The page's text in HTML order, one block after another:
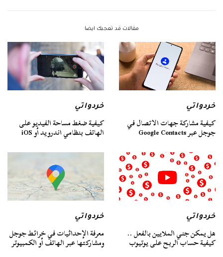
مقالات قد تعجبك ايضا
خردواتي
كيفية مشاركة جهات الاتصال في
جوجل عبر Google Contacts
خردواتي
كيفية ضغط مساحة الفيديو على
الهاتف بنظامي اندرويد أو iOS
خردواتي
هل يمكن جني الملايين بالفعل ..
كيفية حساب الربح على يوتيوب
خردواتي
معرفة الإحداثيات في خرائط جوجل
ومشاركتها عبر الهاتف أو الكمبيوتر